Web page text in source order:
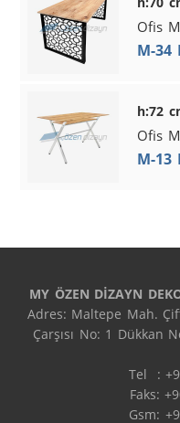
Ofis
M-34
h:72
Ofis
M-13
MY ÖZEN DİZAYN
Adres: Maltepe Mah.
Çarşısı No: 1 Dükkan
Tel  :
Faks:
Gsm: